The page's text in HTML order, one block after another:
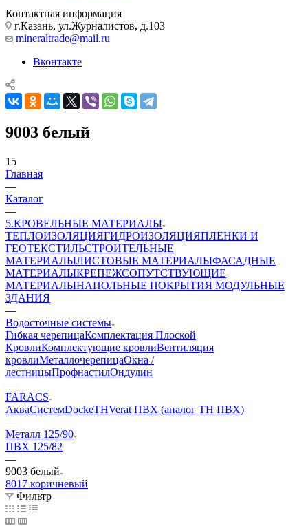
Контактная информация
г.Казань, ул.Журналистов, д.103
mineraltrade@mail.ru
Вконтакте
9003 белый
15
Главная
—
Каталог
—
5.КРОВЕЛЬНЫЕ МАТЕРИАЛЫ
ТЕПЛОИЗОЛЯЦИЯГИДРОИЗОЛЯЦИЯПЛЕНКИ И
ГЕОТЕКСТИЛЬСТРОИТЕЛЬНЫЕ
МАТЕРИАЛЫЛИСТОВЫЕ МАТЕРИАЛЫФАСАДНЫЕ
МАТЕРИАЛЫКРЕПЕЖСОПУТСТВУЮЩИЕ
МАТЕРИАЛЫНАПОЛЬНЫЕ ПОКРЫТИЯ МОДУЛЬНЫЕ
ЗДАНИЯ
—
Водосточные системы
Гибкая черепицаКомплектация Плоской
КровлиКомплектующие кровлиВентиляция
кровлиМеталлочерепицаОкна /
лестницыПрофнастилОндулин
—
FARACS
АкваСистемDockeТНVerat ПВХ (аналог ТН ПВХ)
—
Металл 125/90
ПВХ 125/82
—
9003 белый
8017 коричневый
Фильтр